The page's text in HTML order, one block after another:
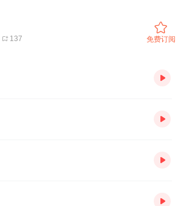
137 免费订阅